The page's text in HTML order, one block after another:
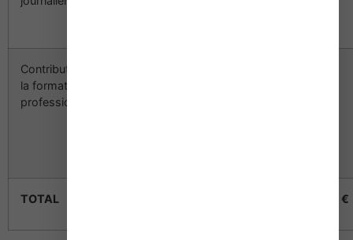
Contribution à
la formation
professionnelle
TOTAL 4 718 €